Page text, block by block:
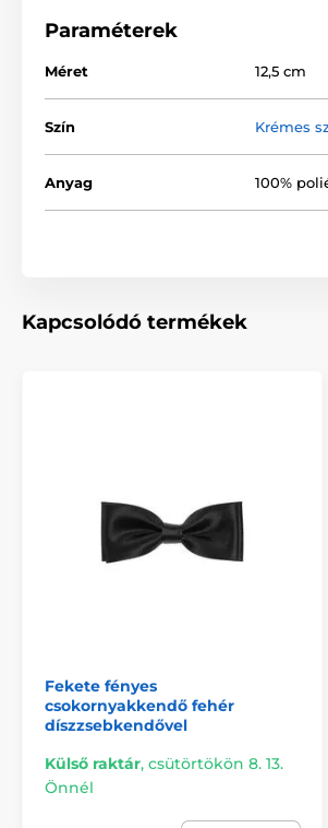
Paraméterek
Méret 12,5 cm
Szín Krémes
Anyag 100%
Kapcsolódó termékek
Fekete fényes
csokornyakkendő fehér
díszzsebkendővel
Külső raktár, csütörtökön 8. 13.
Önnél